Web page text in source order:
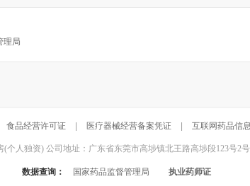
理局
食品经营许可证 医疗器械经营备案凭证 互联网药品信
人独资) 公司地址：广东省东莞市高埗镇北王路高埗段123号2号
数据查询： 国家药品监督管理局 执业药师证